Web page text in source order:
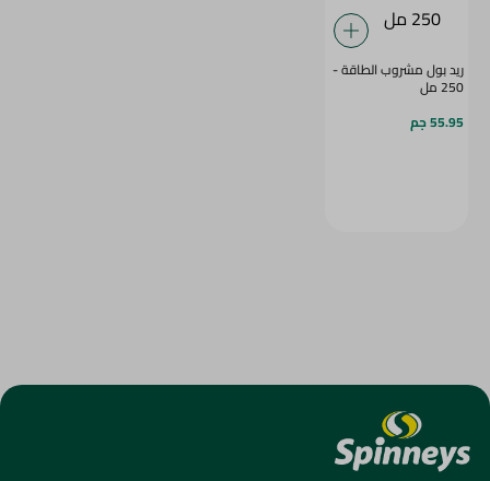
ريد بول مشروب الطاقة -
250 مل
55.95 جم